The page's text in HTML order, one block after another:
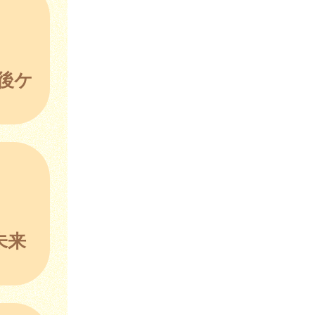
ケ
来